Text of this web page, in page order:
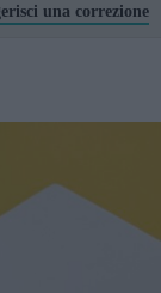
una correzione